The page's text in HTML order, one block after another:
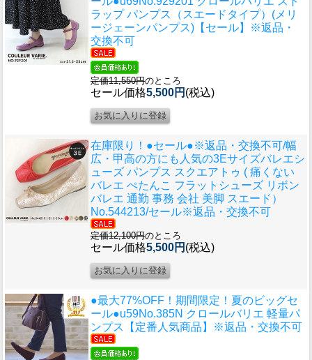
ラップ パンプス（スエードタイプ）(メリ
ージェーンパンプス)【セール】※返品・
交換不可
定価11,550円のところ
セール価格5,500円 (税込)
在庫限り！●セール●※返品・交換不可/幅
広・甲高の方にも人気の3Eサイズバレエシ
ューズ パンプス スクエアトゥ ( 痛くない
バレエ ぺたんこ フラットシューズ リボン
バレエ 通勤 事務 会社 美脚 スエード）
No.544213/セール※返品・交換不可
定価12,100円のところ
セール価格5,500円 (税込)
●最大77%OFF！期間限定！夏のビッグセ
ール●u59No.385N クロールバリエ 軽量パ
ンプス【定番人気商品】※返品・交換不可